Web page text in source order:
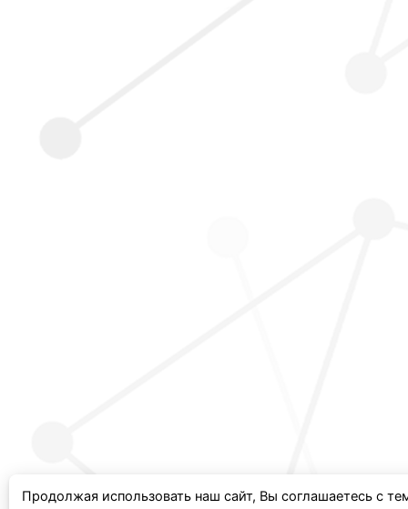
Продолжая использовать наш сайт, Вы соглашаетесь с